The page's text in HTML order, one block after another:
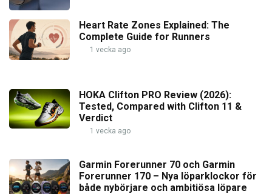
Heart Rate Zones Explained: The
Complete Guide for Runners
1 vecka ago
HOKA Clifton PRO Review (2026):
Tested, Compared with Clifton 11 &
Verdict
1 vecka ago
Garmin Forerunner 70 och Garmin
Forerunner 170 – Nya löparklockor för
både nybörjare och ambitiösa löpare